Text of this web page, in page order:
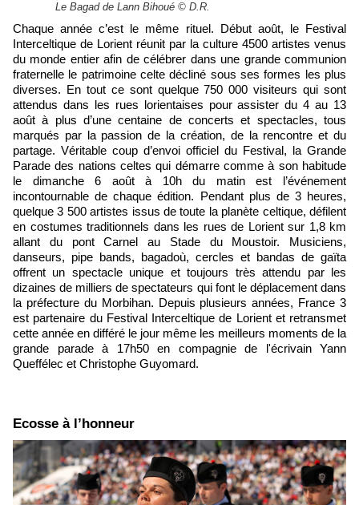
Le Bagad de Lann Bihoué © D.R.
Chaque année c’est le même rituel. Début août, le Festival
Interceltique de Lorient réunit par la culture 4500 artistes venus
du monde entier afin de célébrer dans une grande communion
fraternelle le patrimoine celte décliné sous ses formes les plus
diverses. En tout ce sont quelque 750 000 visiteurs qui sont
attendus dans les rues lorientaises pour assister du 4 au 13
août à plus d’une centaine de concerts et spectacles, tous
marqués par la passion de la création, de la rencontre et du
partage. Véritable coup d’envoi officiel du Festival, la Grande
Parade des nations celtes qui démarre comme à son habitude
le dimanche 6 août à 10h du matin est l’événement
incontournable de chaque édition. Pendant plus de 3 heures,
quelque 3 500 artistes issus de toute la planète celtique, défilent
en costumes traditionnels dans les rues de Lorient sur 1,8 km
allant du pont Carnel au Stade du Moustoir. Musiciens,
danseurs, pipe bands, bagadoù, cercles et bandas de gaïta
offrent un spectacle unique et toujours très attendu par les
dizaines de milliers de spectateurs qui font le déplacement dans
la préfecture du Morbihan. Depuis plusieurs années, France 3
est partenaire du Festival Interceltique de Lorient et retransmet
cette année en différé le jour même les meilleurs moments de la
grande parade à 17h50 en compagnie de l'écrivain Yann
Queffélec et Christophe Guyomard.
Ecosse à l’honneur